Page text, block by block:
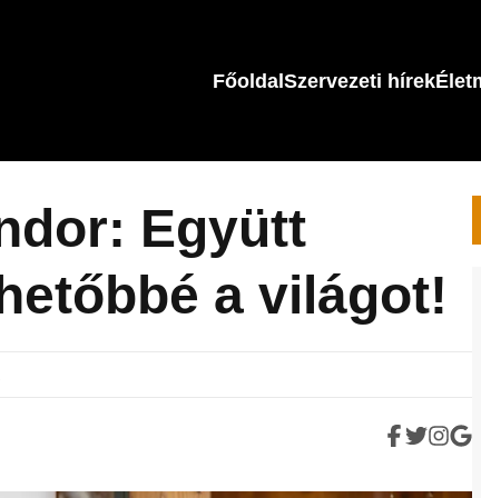
FőoldalSzervezeti hírek
Együtt
a világot!